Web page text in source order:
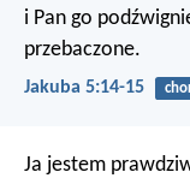
i Pan go
przebaczone.
Jakuba 5:14-15
Ja jestem